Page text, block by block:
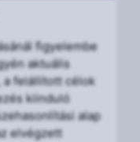
figyelembe
aktuális
a felállított célok
kiinduló
alap
elvégzett